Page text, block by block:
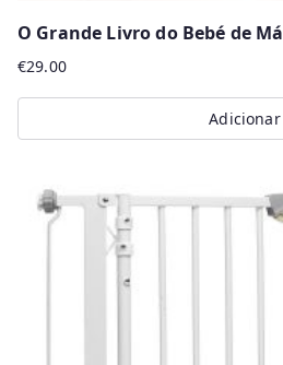
O Grande Livro do Bebé de
€29.00
Adicionar